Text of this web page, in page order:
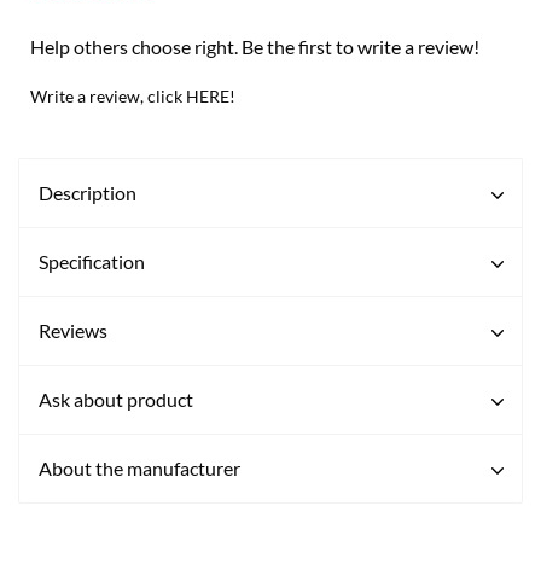
Help others choose right. Be the first to write a review!
Write a review, click HERE!
Description
Specification
Reviews
Ask about product
About the manufacturer